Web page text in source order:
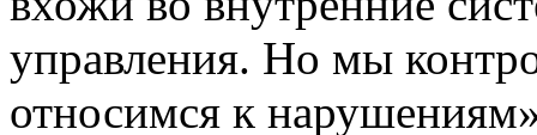
управления. Но мы
относимся к